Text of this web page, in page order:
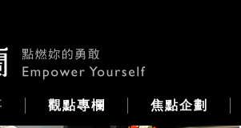
觀點專欄 焦點企劃